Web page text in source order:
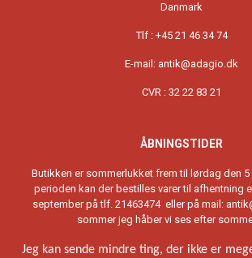
Danmark
Tlf : +45 21 46 34 74
E-mail: antik@adagio.dk
CVR : 32 22 83 21
ÅBNINGSTIDER
Butikken er sommerlukket frem til lørdag den 5
perioden kan der bestilles varer til afhentning
september på tlf. 21463474 eller på mail:
sommer jeg håber vi ses efter
Jeg kan sende mindre ting, der ikke er